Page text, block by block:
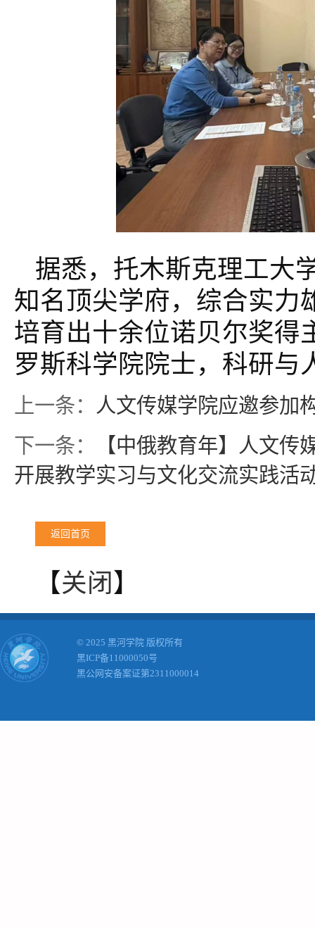
据悉，托木斯克理工大
知名顶尖学府，综合实力
培育出十余位诺贝尔奖得
罗斯科学院院士，科研与
上一条： 人文传媒学院应邀参加
下一条：
【中俄教育年】人文
开展教学实习与文化交流实践活
返回首页
【关闭 】
© 2025 黑河学院 版权所有
黑ICP备11000050号
黑公网安备案证第2311000014